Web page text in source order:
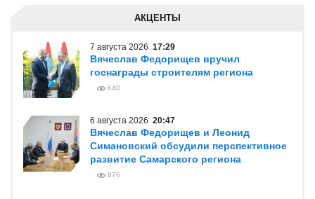
АКЦЕНТЫ
7 августа 2026 17:29
Вячеслав Федорищев вручил
госнаграды строителям региона
640
6 августа 2026 20:47
Вячеслав Федорищев и Леонид
Симановский обсудили перспективное
развитие Самарского региона
876